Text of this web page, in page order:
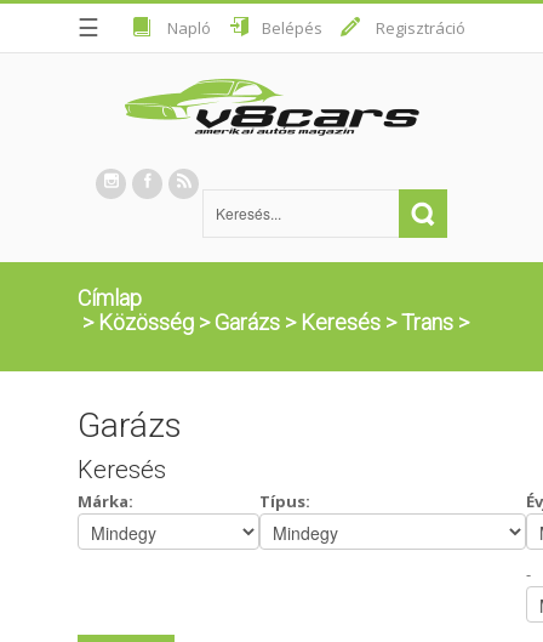
☰ Napló Belépés Regisztráció
Címlap
> Közösség >Garázs > Keresés >Trans >
Garázs
Keresés
Márka: Típus:
-